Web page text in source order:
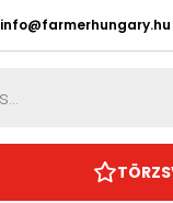
info@farmerhungary.hu